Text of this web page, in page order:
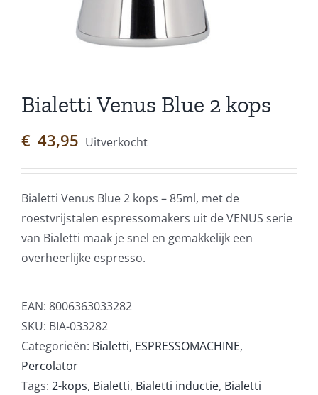
Bialetti Venus Blue 2 kops
€ 43,95 Uitverkocht
Bialetti Venus Blue 2 kops – 85ml, met de
roestvrijstalen espressomakers uit de VENUS serie
van Bialetti maak je snel en gemakkelijk een
overheerlijke espresso.
EAN: 8006363033282
SKU: BIA-033282
Categorieën: Bialetti, ESPRESSOMACHINE,
Percolator
Tags: 2-kops, Bialetti, Bialetti inductie, Bialetti